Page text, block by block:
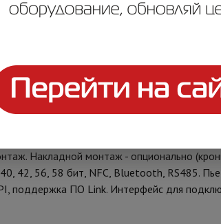
110° (по горизонтали). 4,3“ TFT
и мобильных идентификаторов по
— 10 000 лиц. Количество
Накладной монтаж - опционально
42, 56, 58 бит, NFC, Bluetooth, RS485.
поддержка ПО Link. Интерфейс для